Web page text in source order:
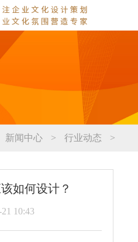
新闻中心 > 行业动态 >
如何设计？
10:43